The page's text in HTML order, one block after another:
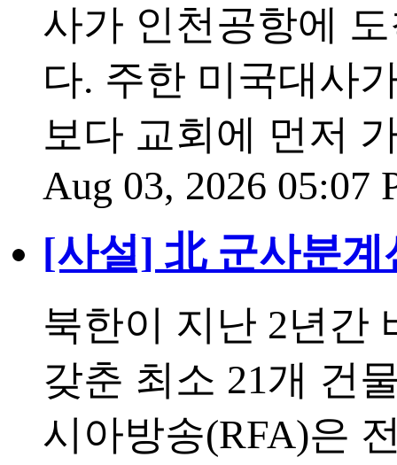
사가 인천공항에
다. 주한 미국대사
보다 교회에 먼저
Aug 03, 2026 05:07
[사설] 北 군사분
북한이 지난 2년간
갖춘 최소 21개 건
시아방송(RFA)은